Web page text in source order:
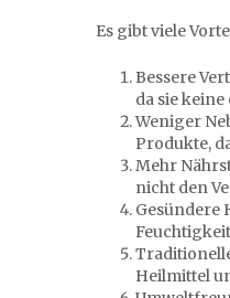
Es gibt viele
Bessere
da sie
Weniger
Produkte,
Mehr
nicht den
Gesündere
Heilmittel